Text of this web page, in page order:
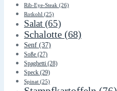
Rib-Eye-Steak (26)
Rotkohl (25)
Salat (65)
Schalotte (68)
Senf (37)
Soße (27)
Spaghetti (28)
Speck (29)
Spinat (25)